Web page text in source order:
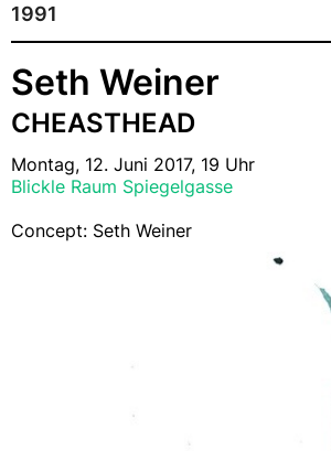
1991
Seth Weiner
CHEASTHEAD
Montag, 12. Juni 2017, 19 Uhr
Blickle Raum Spiegelgasse
Concept: Seth Weiner